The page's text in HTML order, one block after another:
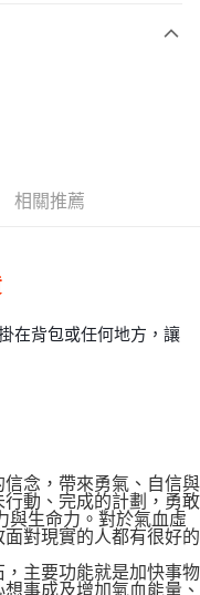
相關推薦
在背包或任何地方，讓
念，帶來勇氣、自信與
動、完成的計劃，勇敢
與生命力。對於氣血虛
對現實的人都有很好的
主要功能就是加快事物
事成及增加氣血能量、